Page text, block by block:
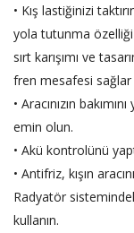
• Kış lastiğinizi
yola tutunma özelliği
sırt karışımı ve
fren mesafesi sağlar
• Aracınızın
emin olun.
• Akü kontrolünü
• Antifriz, kışın
Radyatör
kullanın.